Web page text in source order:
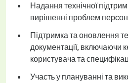
Надання технічної
вирішенні проблем
Підтримка та оновлення
документації, включаючи
користувача та
Участь у плануванні та